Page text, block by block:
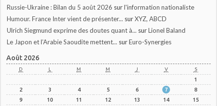
Russie-Ukraine : Bilan du 5 août 2026 surl'information nationaliste
Humour. France Inter vient de présenter... surXYZ, ABCD
Ulrich Siegmund exprime des doutes quant à... surLionel Baland
Le Japon et l’Arabie Saoudite mettent... surEuro-Synergies
Août 2026
D L M M J V S
1
2
3 4 5 6 7
8
9
10 11 12 13 14
15